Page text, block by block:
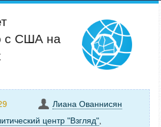
с США на
Лиана Ованнисян
центр "Взгляд"